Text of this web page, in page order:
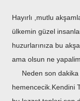
Hayırlı ,mutlu
ülkemin güzel
huzurlarınıza bu
ama olsun ne
Neden son dakika
hemencecik.Kendini